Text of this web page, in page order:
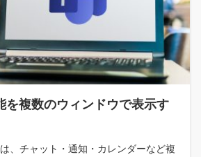
複数のウィンドウで表示す
、チャット・通知・カレンダーなど複